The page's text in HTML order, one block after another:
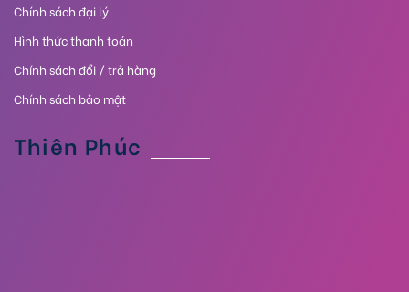
Chính sách đại lý
Hình thức thanh toán
Chính sách đổi / trả hàng
Chính sách bảo mật
Thiên Phúc